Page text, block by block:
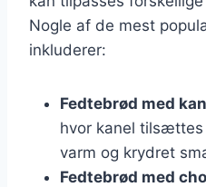
Nogle af de mest
inkluderer:
Fedtebrød med
hvor kanel
varm og krydret
Fedtebrød med